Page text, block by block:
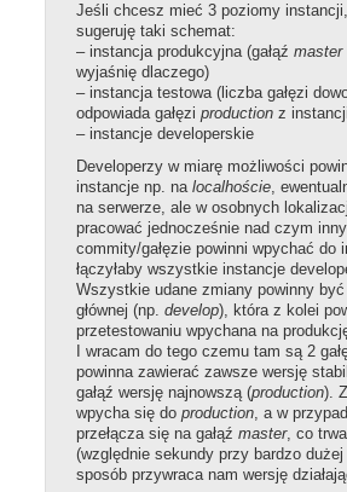
Jeśli chcesz mieć 3 poziomy
sugeruję taki schemat:
– instancja produkcyjna (gałąź master
wyjaśnię dlaczego)
– instancja testowa (liczba gałęzi
odpowiada gałęzi production z
– instancje developerskie
Developerzy w miarę możliwości
instancje np. na localhoście,
na serwerze, ale w osobnych
pracować jednocześnie nad czym
commity/gałęzie powinni wpychać do
łączyłaby wszystkie instancje
Wszystkie udane zmiany powinny być
głównej (np. develop), która z kolei
przetestowaniu wpychana na
I wracam do tego czemu tam są 2
powinna zawierać zawsze wersję
gałąź wersję najnowszą (production).
wpycha się do production, a w
przełącza się na gałąź master, co
(względnie sekundy przy bardzo
sposób przywraca nam wersję